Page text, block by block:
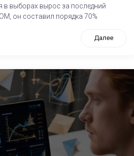
в выборах вырос за последний
он составил порядка 70%
Далее